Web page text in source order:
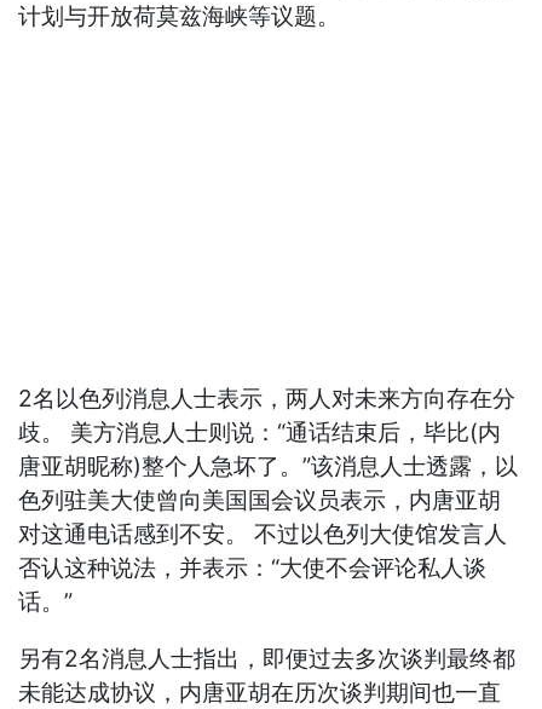
计划与开放荷莫兹海峡等议题。
2名以色列消息人士表示，两人对未来方向存在分
歧。 美方消息人士则说：“通话结束后，毕比(内
唐亚胡昵称)整个人急坏了。”该消息人士透露，以
色列驻美大使曾向美国国会议员表示，内唐亚胡
对这通电话感到不安。 不过以色列大使馆发言人
否认这种说法，并表示：“大使不会评论私人谈
话。”
另有2名消息人士指出，即便过去多次谈判最终都
未能达成协议，内唐亚胡在历次谈判期间也一直